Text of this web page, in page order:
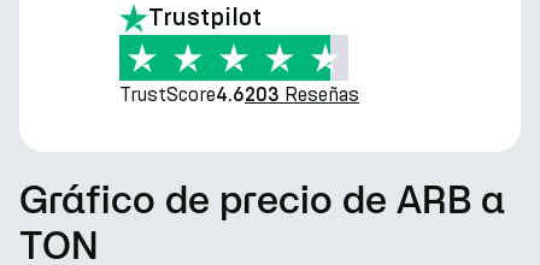
Trustpilot
TrustScore4.6203 Reseñas
Gráfico de precio de ARB a
TON